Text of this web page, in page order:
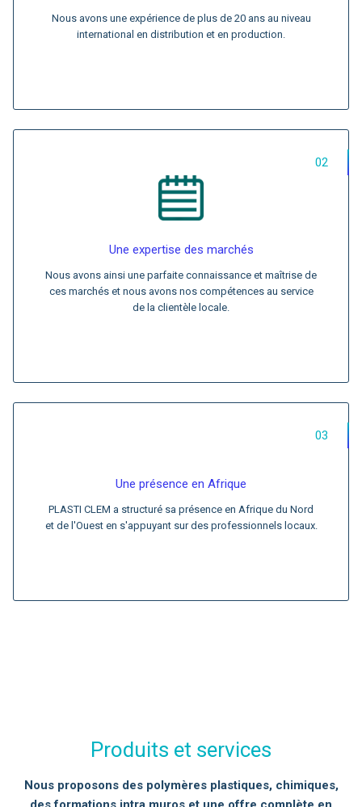
Nous avons une expérience de plus de 20 ans au niveau
international en distribution et en production.
02
Une expertise des marchés
Nous avons ainsi une parfaite connaissance et maîtrise de
ces marchés et nous avons nos compétences au service
de la clientèle locale.
03
Une présence en Afrique
PLASTI CLEM a structuré sa présence en Afrique du Nord
et de l'Ouest en s'appuyant sur des professionnels locaux.
Produits et services
Nous proposons des polymères plastiques, chimiques,